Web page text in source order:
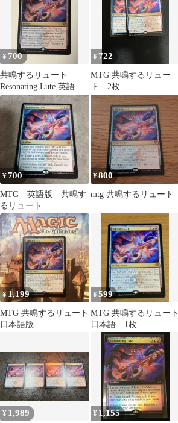
¥ 700
共鳴するリュート
Resonating Lute 英語版
SOS MTG
¥ 722
MTG 共鳴するリュー
ト 2枚
¥700
MTG 英語版 共鳴す
るリュート
¥800
mtg 共鳴するリュート
¥ 1,199
MTG 共鳴するリュート
日本語版
¥599
MTG 共鳴するリュート
日本語 1枚
¥ 1,989 ¥ 1,155